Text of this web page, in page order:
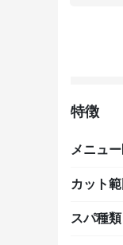
特徴
メニュ
カット範
スパ種類